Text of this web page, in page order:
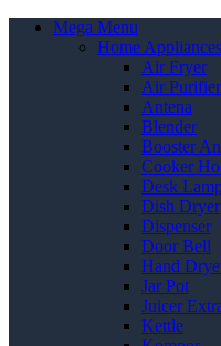
Mega Menu
Home Appliances
Air Fryer
Air Purifier
Antena
Blender
Booster
Cooker
Desk
Dish Dryer
Dispenser
Door Bell
Hand
Jar Pot
Juicer
Kettle